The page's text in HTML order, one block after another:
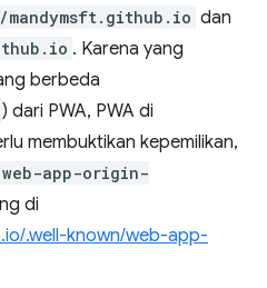
dan
. Karena yang
berbeda
) dari PWA, PWA di
membuktikan kepemilikan,
web-app-origin-
di
.well-known/web-app-